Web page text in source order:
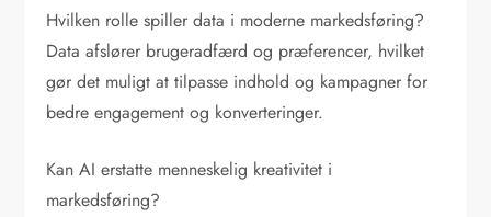
Hvilken rolle spiller data i moderne markedsføring?
Data afslører brugeradfærd og præferencer, hvilket
gør det muligt at tilpasse indhold og kampagner for
bedre engagement og konverteringer.
Kan AI erstatte menneskelig kreativitet i
markedsføring?